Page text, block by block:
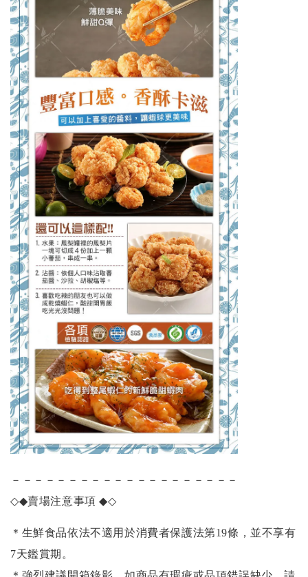
－－－－－－－－－－－－－－－－－－－－
◇◆賣場注意事項◆◇
＊生鮮食品依法不適用於消費者保護法第19條，並不享有
7天鑑賞期。